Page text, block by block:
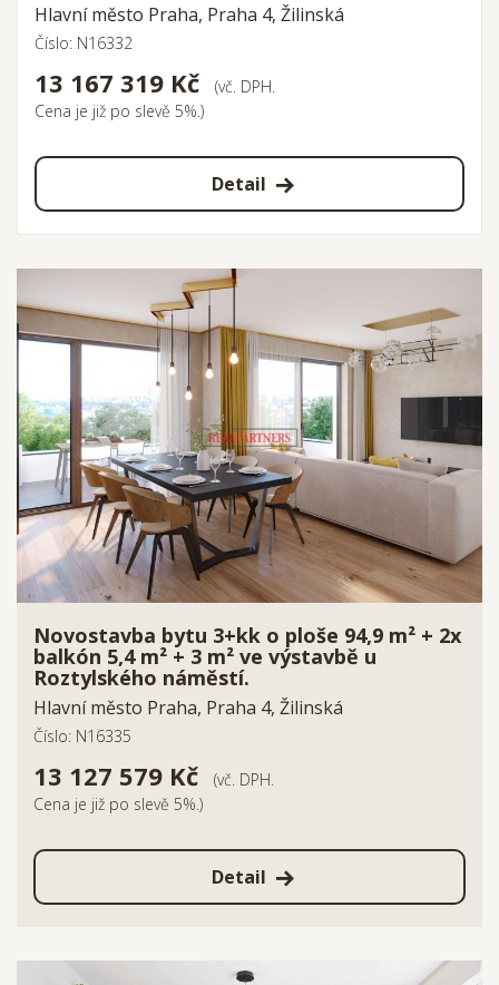
Hlavní město Praha, Praha 4, Žilinská
Číslo: N16332
13 167 319 Kč
(vč. DPH.
Cena je již po slevě 5%.)
Detail
Novostavba bytu 3+kk o ploše 94,9 m² + 2x
balkón 5,4 m² + 3 m² ve výstavbě u
Roztylského náměstí.
Hlavní město Praha, Praha 4, Žilinská
Číslo: N16335
13 127 579 Kč
(vč. DPH.
Cena je již po slevě 5%.)
Detail